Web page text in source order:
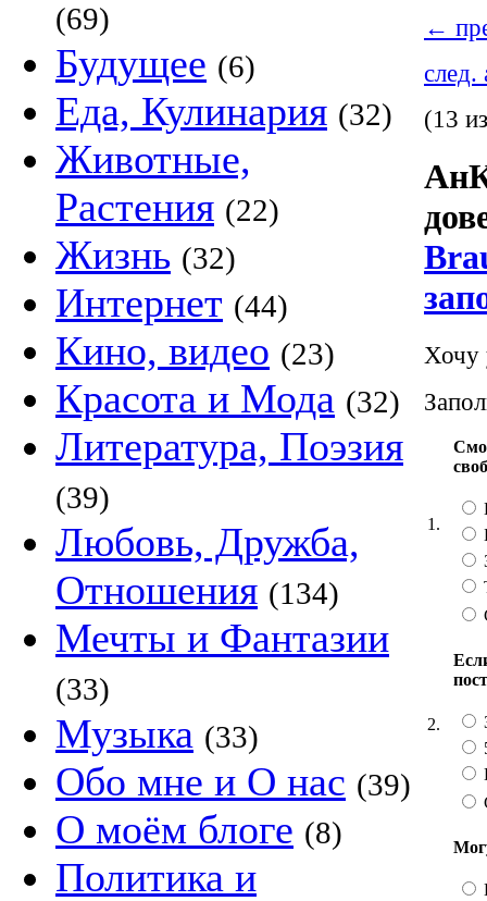
(69)
Будущее (6)
Еда, Кулинария (32)
Животные,
Растения (22)
Жизнь (32)
Интернет (44)
Кино, видео (23)
Красота и Мода (32)
Литература, Поэзия
(39)
Любовь, Дружба,
Отношения (134)
Мечты и Фантазии
(33)
Музыка (33)
Обо мне и О нас (39)
О моём блоге (8)
Политика и
←
след.
(13
Хочу
1.
2.